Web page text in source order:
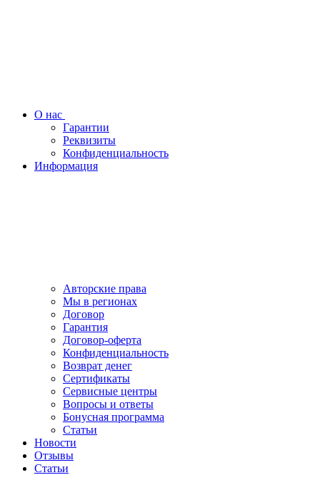
О нас
Гарантии
Реквизиты
Конфиденциальность
Информация
Авторские права
Мы в регионах
Договор
Гарантия
Договор-оферта
Конфиденциальность
Возврат денег
Сертификаты
Сервисные центры
Вопросы и ответы
Бонусная программа
Статьи
Новости
Отзывы
Статьи